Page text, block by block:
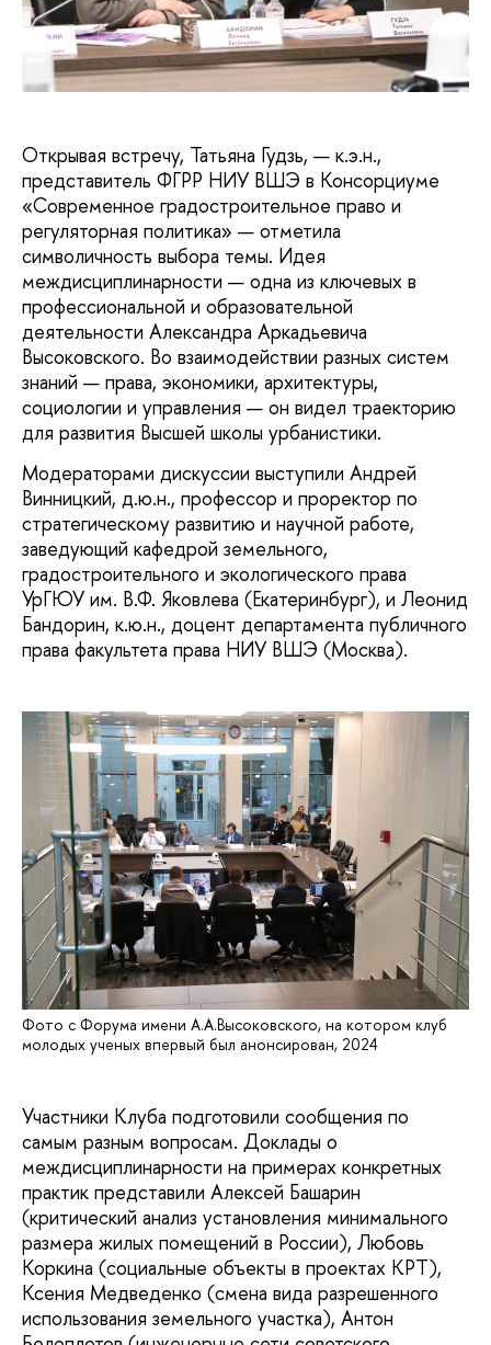
Открывая встречу, Татьяна Гудзь, — к.э.н.,
представитель ФГРР НИУ ВШЭ в Консорциуме
«Современное градостроительное право и
регуляторная политика» — отметила
символичность выбора темы. Идея
междисциплинарности — одна из ключевых в
профессиональной и образовательной
деятельности Александра Аркадьевича
Высоковского. Во взаимодействии разных систем
знаний — права, экономики, архитектуры,
социологии и управления — он видел траекторию
для развития Высшей школы урбанистики.
Модераторами дискуссии выступили Андрей
Винницкий, д.ю.н., профессор и проректор по
стратегическому развитию и научной работе,
заведующий кафедрой земельного,
градостроительного и экологического права
УрГЮУ им. В.Ф. Яковлева (Екатеринбург), и Леонид
Бандорин, к.ю.н., доцент департамента публичного
права факультета права НИУ ВШЭ (Москва).
Фото с Форума имени А.А.Высоковского, на котором клуб
молодых ученых впервый был анонсирован, 2024
Участники Клуба подготовили сообщения по
самым разным вопросам. Доклады о
междисциплинарности на примерах конкретных
практик представили Алексей Башарин
(критический анализ установления минимального
размера жилых помещений в России), Любовь
Коркина (социальные объекты в проектах КРТ),
Ксения Медведенко (смена вида разрешенного
использования земельного участка), Антон